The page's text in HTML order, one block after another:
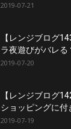
2019-07-21
【レンジブログ
ラ夜遊びがバレる
2019-07-20
【レンジブログ
ショッピングに付
2019-07-19